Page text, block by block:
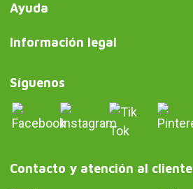
Ayuda
Información legal
Síguenos
Contacto y atención al cliente